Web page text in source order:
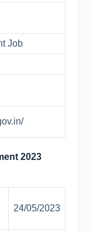
Job
2023
24/05/2023